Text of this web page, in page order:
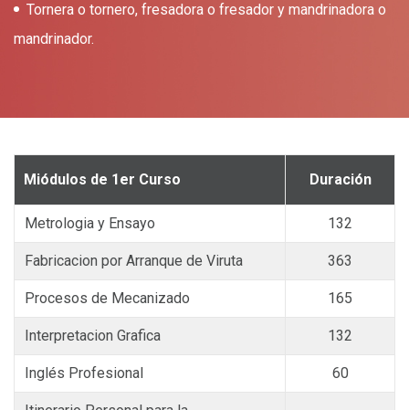
Tornera o tornero, fresadora o fresador y mandrinadora o
mandrinador.
Miódulos de 1er Curso Duración
Metrologia y Ensayo 132
Fabricacion por Arranque de Viruta 363
Procesos de Mecanizado 165
Interpretacion Grafica 132
Inglés Profesional 60